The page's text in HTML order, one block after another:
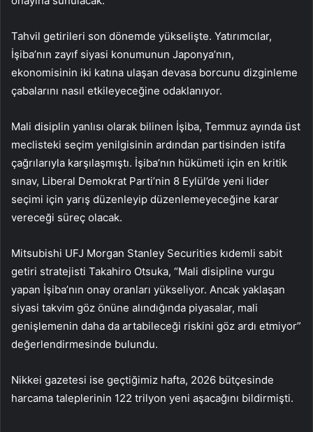
Tahvil getirileri son dönemde yükselişte. Yatırımcılar,
İşiba’nın zayıf siyasi konumunun Japonya’nın,
ekonomisinin iki katına ulaşan devasa borcunu dizginleme
çabalarını nasıl etkileyeceğine odaklanıyor.
Mali disiplin yanlısı olarak bilinen İşiba, Temmuz ayında üst
meclisteki seçim yenilgisinin ardından partisinden istifa
çağrılarıyla karşılaşmıştı. İşiba’nın hükümeti için en kritik
sınav, Liberal Demokrat Parti’nin 8 Eylül’de yeni lider
seçimi için yarış düzenleyip düzenlemeyeceğine karar
vereceği süreç olacak.
Mitsubishi UFJ Morgan Stanley Securities kıdemli sabit
getiri stratejisti Takahiro Otsuka, “Mali disipline vurgu
yapan İşiba’nın onay oranları yükseliyor. Ancak yaklaşan
siyasi takvim göz önüne alındığında piyasalar, mali
genişlemenin daha da artabileceği riskini göz ardı etmiyor”
değerlendirmesinde bulundu.
Nikkei gazetesi ise geçtiğimiz hafta, 2026 bütçesinde
harcama taleplerinin 122 trilyon yeni aşacağını bildirmişti.